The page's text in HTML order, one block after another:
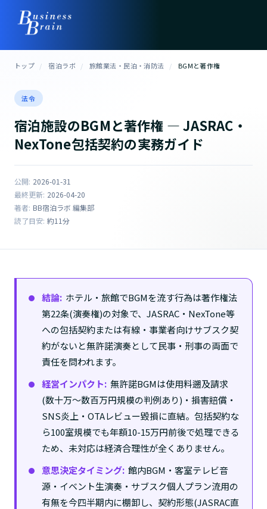
トップ / 宿泊ラボ / 旅館業法・民泊・消防法 / BGMと著作権
法令
宿泊施設のBGMと著作権 ― JASRAC・
NexTone包括契約の実務ガイド
公開: 2026-01-31
最終更新: 2026-04-20
著者: BB宿泊ラボ 編集部
読了目安: 約11分
結論: ホテル・旅館でBGMを流す行為は著作権法
第22条(演奏権)の対象で、JASRAC・NexTone等
への包括契約または有線・事業者向けサブスク契
約がないと無許諾演奏として民事・刑事の両面で
責任を問われます。
経営インパクト: 無許諾BGMは使用料遡及請求
(数十万〜数百万円規模の判例あり)・損害賠償・
SNS炎上・OTAレビュー毀損に直結。包括契約な
ら100室規模でも年額10-15万円前後で処理できる
ため、未対応は経済合理性が全くありません。
意思決定タイミング: 館内BGM・客室テレビ音
源・イベント生演奏・サブスク個人プラン流用の
有無を今四半期内に棚卸し、契約形態(JASRAC直